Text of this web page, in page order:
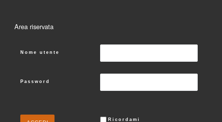
Area riservata
Nome utente
Password
Ricordami